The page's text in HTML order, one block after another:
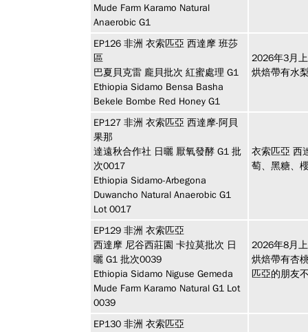
Mude Farm Karamo Natural
Anaerobic G1
EP126 非洲 衣索匹亞 西達摩 班莎
區
巴夏貝克雷 龐貝批次 紅蜜處理 G1
Ethiopia Sidamo Bensa Basha
Bekele Bombe Red Honey G1
2026年3月
烘焙帶有水
EP127 非洲 衣索匹亞 西達摩-阿貝
果那
達遠秋合作社 日曬 厭氧發酵 G1 批
次0017
Ethiopia Sidamo-Arbegona
Duwancho Natural Anaerobic G1
Lot 0017
衣索匹亞 西
萄、黑糖、
EP129 非洲 衣索匹亞
西達摩 尼谷西莊園 卡拉莫批次 日
曬 G1 批次0039
Ethiopia Sidamo Niguse Gemeda
Mude Farm Karamo Natural G1 Lot
0039
2026年8月
烘焙帶有杏
匹亞的朋友
EP130 非洲 衣索匹亞